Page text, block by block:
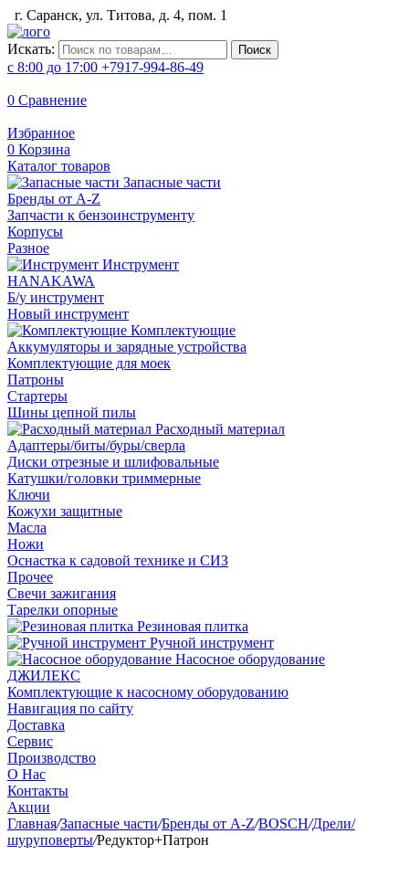
г. Саранск, ул. Титова, д. 4, пом. 1
Искать: Поиск
с 8:00 до 17:00 +7917-994-86-49
0 Сравнение
Избранное
0 Корзина
Каталог товаров
Запасные части
Бренды от A-Z
Запчасти к бензоинструменту
Корпусы
Разное
Инструмент
HANAKAWA
Б/у инструмент
Новый инструмент
Комплектующие
Аккумуляторы и зарядные устройства
Комплектующие для моек
Патроны
Стартеры
Шины цепной пилы
Расходный материал
Адаптеры/биты/буры/сверла
Диски отрезные и шлифовальные
Катушки/головки триммерные
Ключи
Кожухи защитные
Масла
Ножи
Оснастка к садовой технике и СИЗ
Прочее
Свечи зажигания
Тарелки опорные
Резиновая плитка
Ручной инструмент
Насосное оборудование
ДЖИЛЕКС
Комплектующие к насосному оборудованию
Навигация по сайту
Доставка
Сервис
Производство
О Нас
Контакты
Акции
Главная/Запасные части/Бренды от A-Z/BOSCH/Дрели/
шуруповерты/Редуктор+Патрон